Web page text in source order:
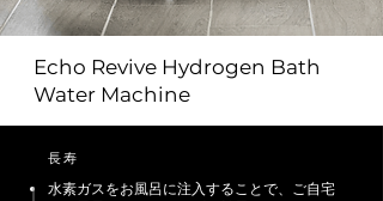
Echo Revive Hydrogen Bath
Water Machine
長寿
水素ガスをお風呂に注入することで、ご自宅